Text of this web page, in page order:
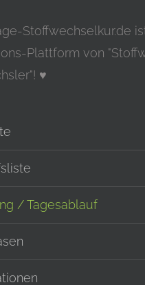
Stoffwechselkur.de
Plattform von
♥
/ Tagesablauf